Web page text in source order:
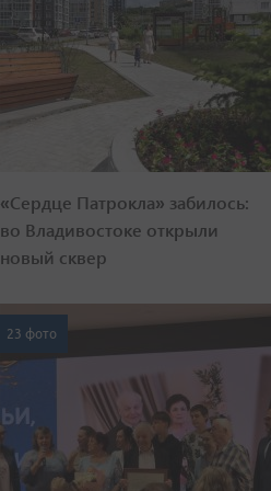
«Сердце Патрокла» забилось:
во Владивостоке открыли
новый сквер
23 фото